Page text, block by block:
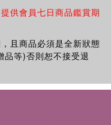
提供會員七日商品鑑賞期
且商品必須是全新狀態
品等)否則恕不接受退